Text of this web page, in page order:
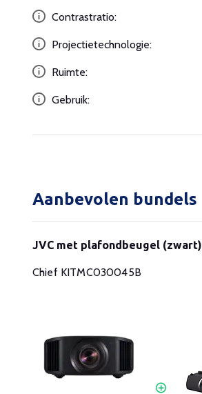
Contrastratio:
Projectietechnologie:
Ruimte:
Gebruik:
Aanbevolen bundels
JVC met plafondbeugel (zwart)
Chief KITMC030045B